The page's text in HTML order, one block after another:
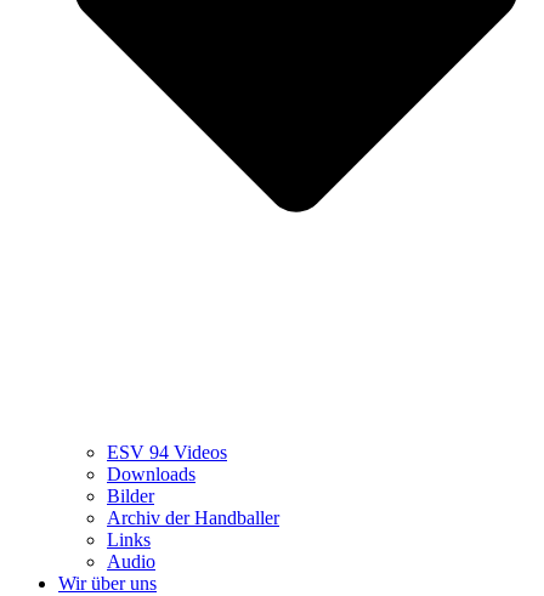
ESV 94 Videos
Downloads
Bilder
Archiv der Handballer
Links
Audio
Wir über uns